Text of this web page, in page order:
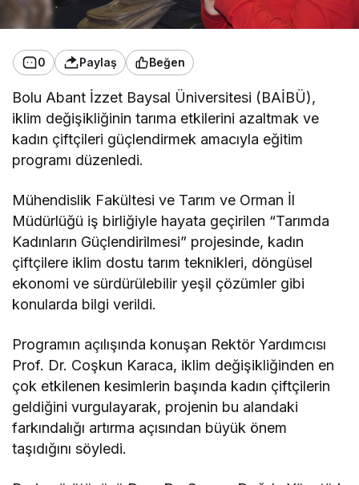
0 Paylaş Beğen
Bolu Abant İzzet Baysal Üniversitesi (BAİBÜ),
iklim değişikliğinin tarıma etkilerini azaltmak ve
kadın çiftçileri güçlendirmek amacıyla eğitim
programı düzenledi.
Mühendislik Fakültesi ve Tarım ve Orman İl
Müdürlüğü iş birliğiyle hayata geçirilen “Tarımda
Kadınların Güçlendirilmesi” projesinde, kadın
çiftçilere iklim dostu tarım teknikleri, döngüsel
ekonomi ve sürdürülebilir yeşil çözümler gibi
konularda bilgi verildi.
Programın açılışında konuşan Rektör Yardımcısı
Prof. Dr. Coşkun Karaca, iklim değişikliğinden en
çok etkilenen kesimlerin başında kadın çiftçilerin
geldiğini vurgulayarak, projenin bu alandaki
farkındalığı artırma açısından büyük önem
taşıdığını söyledi.